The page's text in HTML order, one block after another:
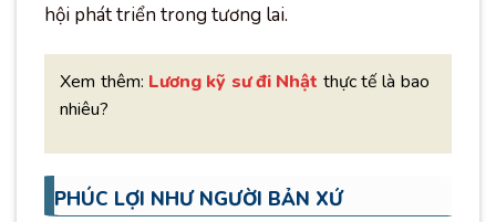
hội phát triển trong tương lai.
Xem thêm: Lương kỹ sư đi Nhật thực tế là bao
nhiêu?
PHÚC LỢI NHƯ NGƯỜI BẢN XỨ